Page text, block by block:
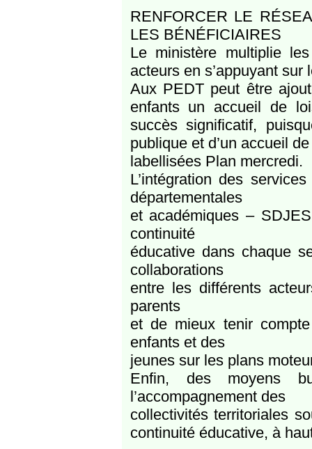
RENFORCER LE
LES BÉNÉFICIAIRES
Le ministère multiplie
acteurs en s’appuyant
Aux PEDT peut être
enfants un accueil de
succès significatif,
publique et d’un accueil
labellisées Plan mercredi.
L’intégration des
départementales
et académiques –
continuité
éducative dans chaque
collaborations
entre les différents
parents
et de mieux tenir
enfants et des
jeunes sur les plans
Enfin, des moyens
l’accompagnement des
collectivités territoriales
continuité éducative, à